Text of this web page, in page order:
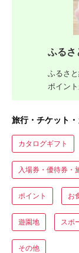
ふるさ
ふるさ
ポイン
旅行・チケット
カタログギフト
入場券・優待券・
ポイント お
遊園地 スポ
その他